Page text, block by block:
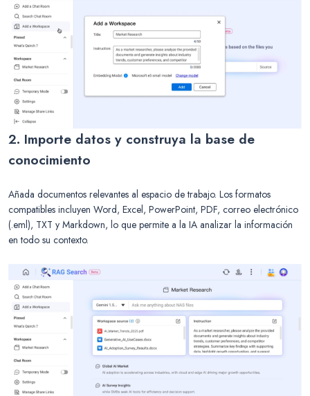
2. Importe datos y construya la base de
conocimiento
Añada documentos relevantes al espacio de trabajo. Los formatos
compatibles incluyen Word, Excel, PowerPoint, PDF, correo electrónico
(.eml), TXT y Markdown, lo que permite a la IA analizar la información
en todo su contexto.